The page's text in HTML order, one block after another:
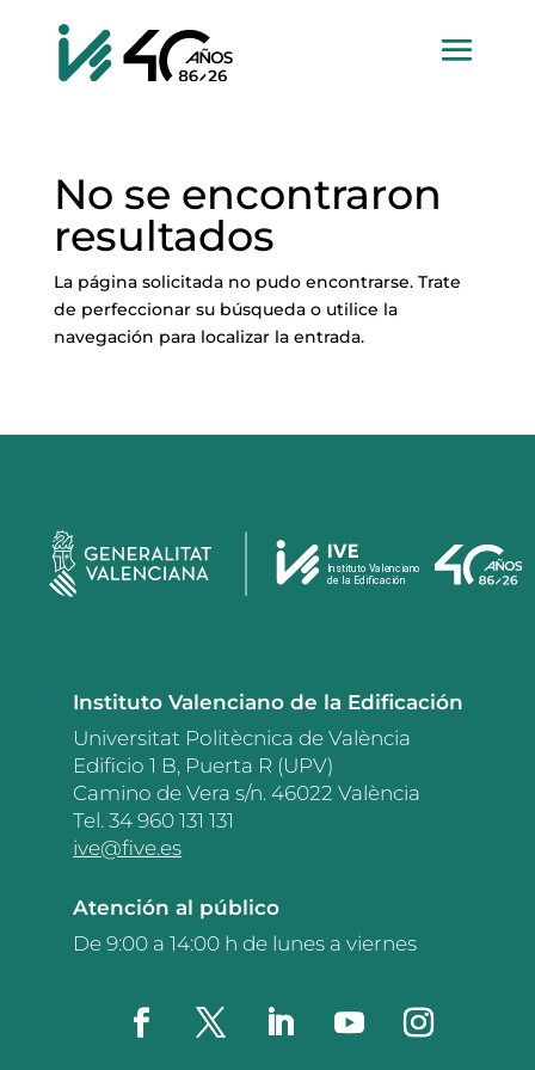
No se encontraron
resultados
La página solicitada no pudo encontrarse. Trate
de perfeccionar su búsqueda o utilice la
navegación para localizar la entrada.
Instituto Valenciano de la Edificación
Universitat Politècnica de València
Edificio 1 B, Puerta R (UPV)
Camino de Vera s/n. 46022 València
Tel. 34 960 131 131
ive@five.es
Atención al público
De 9:00 a 14:00 h de lunes a viernes